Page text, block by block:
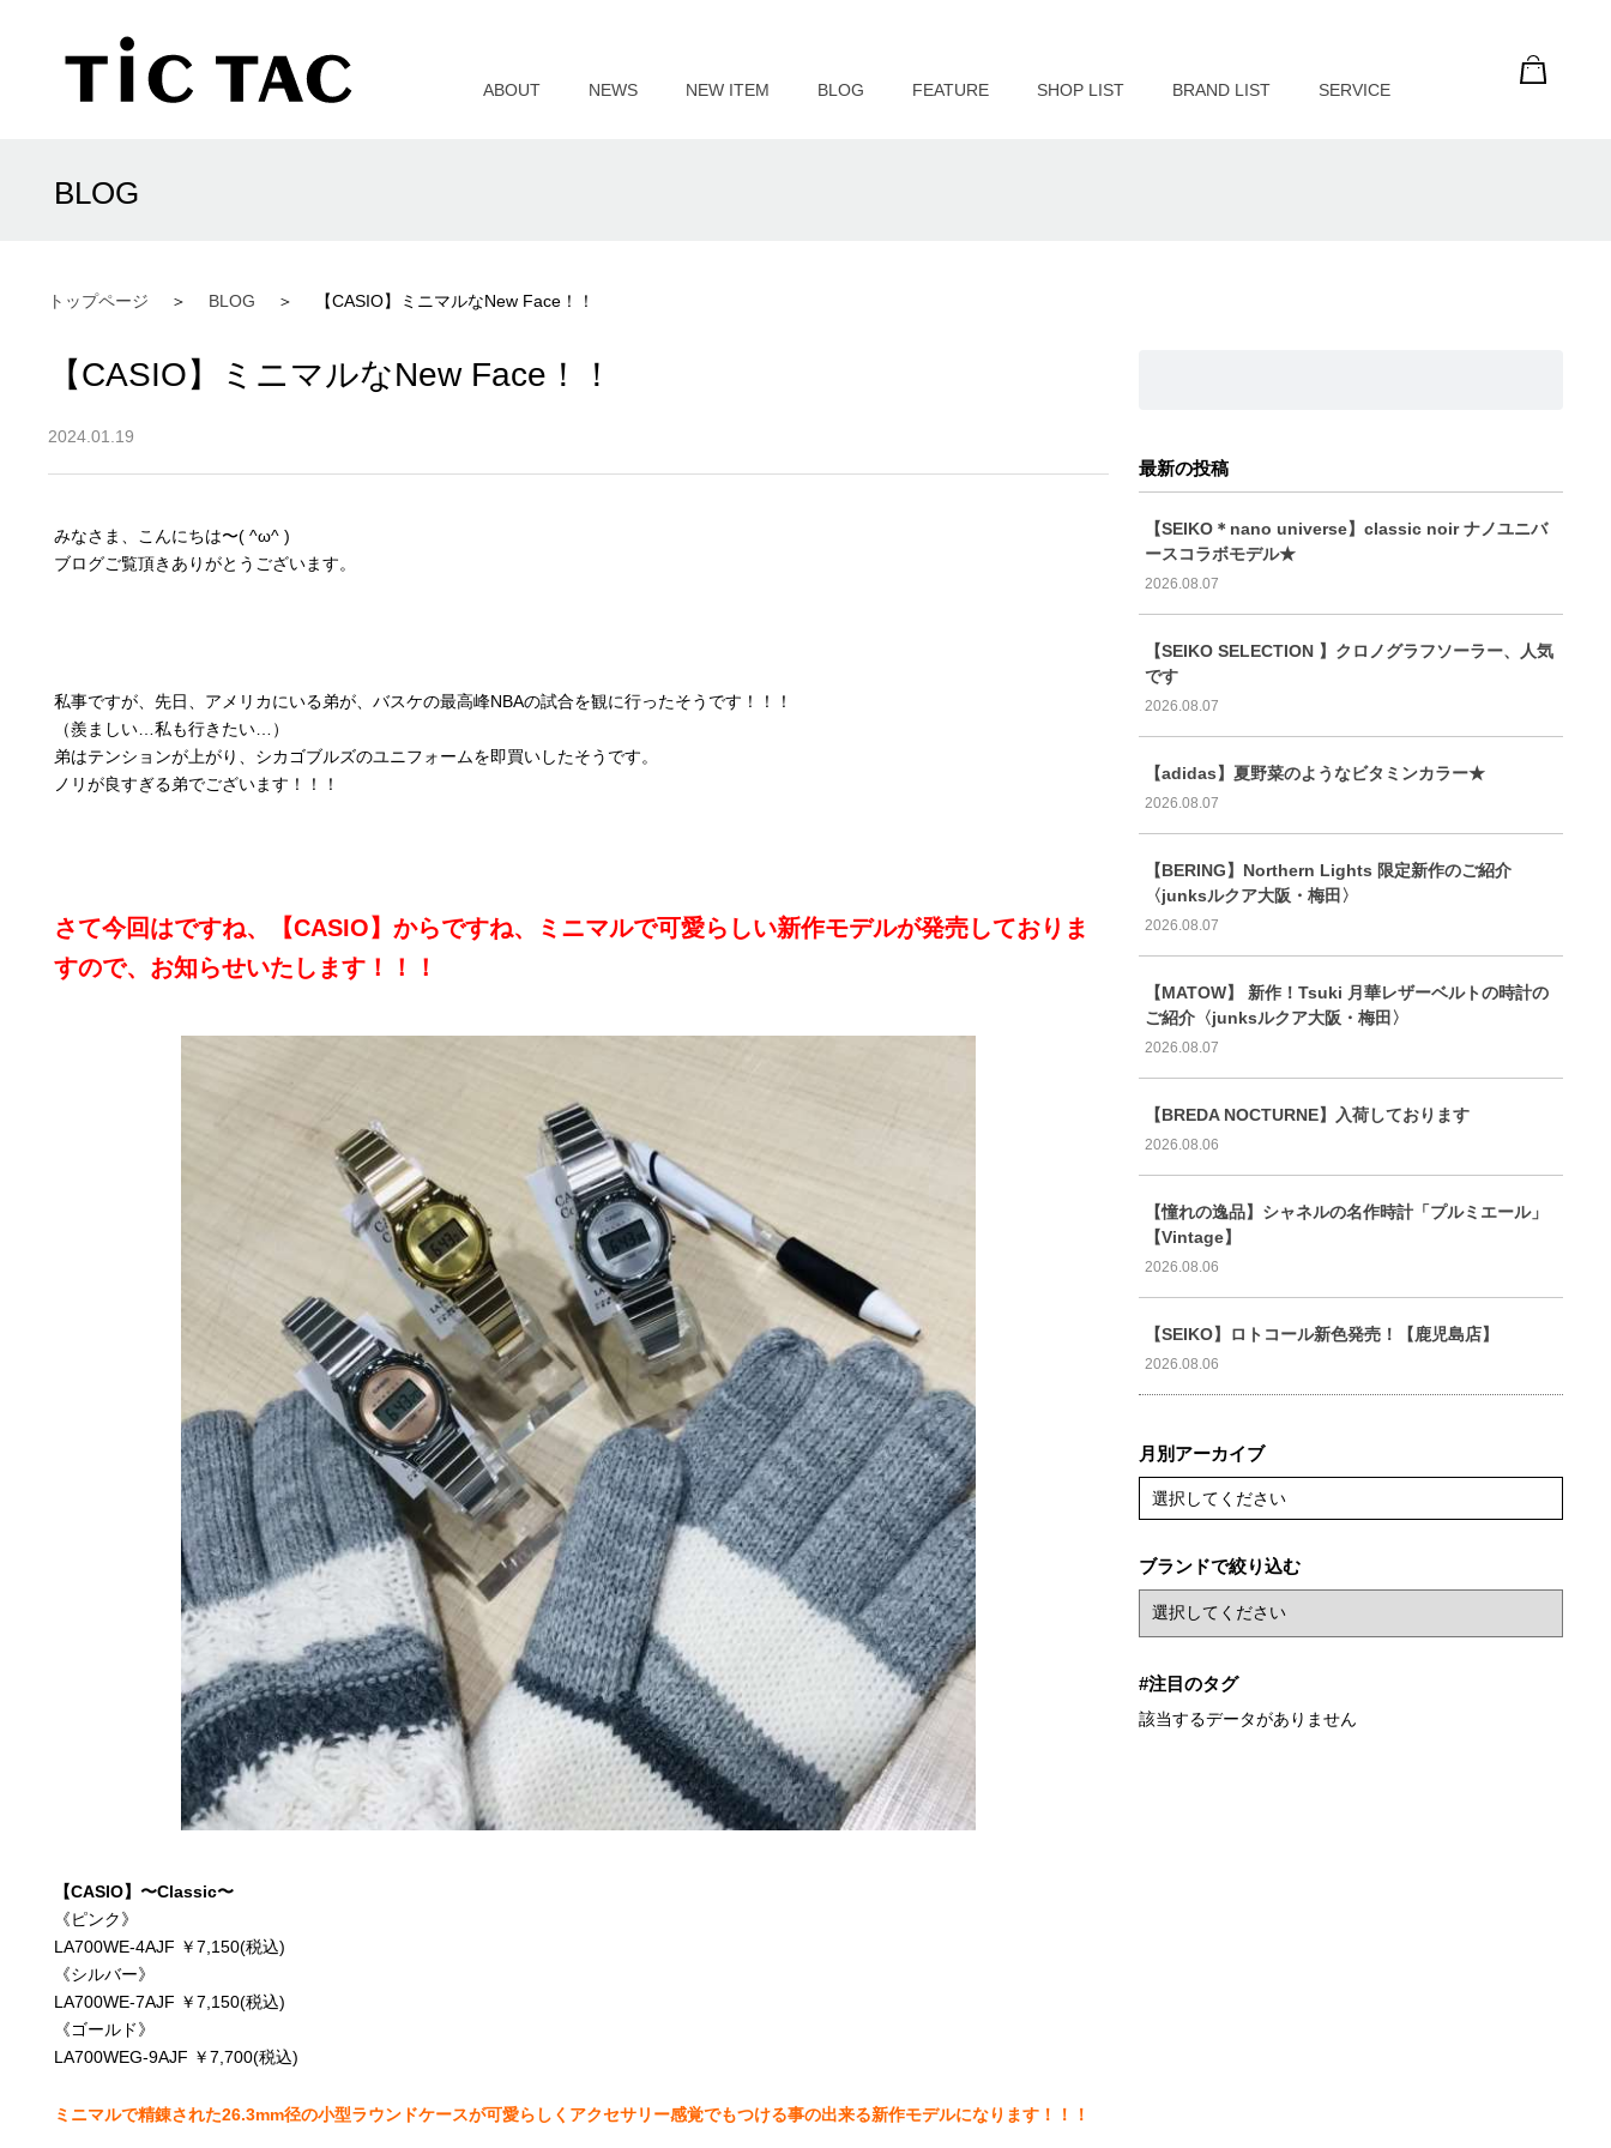
ABOUT NEWS NEW ITEM BLOG FEATURE SHOP LIST BRAND LIST SERVICE
トップページ BLOG 【CASIO】ミニマルなNew Face！！
BLOG
【CASIO】ミニマルなNew Face！！
2024.01.19
みなさま、こんにちは〜( ^ω^ )
ブログご覧頂きありがとうございます。
私事ですが、先日、アメリカにいる弟が、バスケの最高峰NBAの試合を観に行ったそうです！！！
（羨ましい…私も行きたい…）
弟はテンションが上がり、シカゴブルズのユニフォームを即買いしたそうです。
ノリが良すぎる弟でございます！！！
さて今回はですね、【CASIO】からですね、ミニマルで可愛らしい新作モデルが発売しておりま
すので、お知らせいたします！！！
【CASIO】〜Classic〜
《ピンク》
LA700WE-4AJF ￥7,150(税込)
《シルバー》
LA700WE-7AJF ￥7,150(税込)
《ゴールド》
LA700WEG-9AJF ￥7,700(税込)
ミニマルで精錬された26.3mm径の小型ラウンドケースが可愛らしくアクセサリー感覚でもつける事の出来る新作モデルになります！！！
最新の投稿
【SEIKO＊nano universe】classic noir ナノユニバ
ースコラボモデル★
2026.08.07
【SEIKO SELECTION 】クロノグラフソーラー、人気
です
2026.08.07
【adidas】夏野菜のようなビタミンカラー★
2026.08.07
【BERING】Northern Lights 限定新作のご紹介
〈junksルクア大阪・梅田〉
2026.08.07
【MATOW】 新作！Tsuki 月華レザーベルトの時計の
ご紹介〈junksルクア大阪・梅田〉
2026.08.07
【BREDA NOCTURNE】入荷しております
2026.08.06
【憧れの逸品】シャネルの名作時計「プルミエール」
【Vintage】
2026.08.06
【SEIKO】ロトコール新色発売！【鹿児島店】
2026.08.06
月別アーカイブ
選択してください
ブランドで絞り込む
#注目のタグ
該当するデータがありません